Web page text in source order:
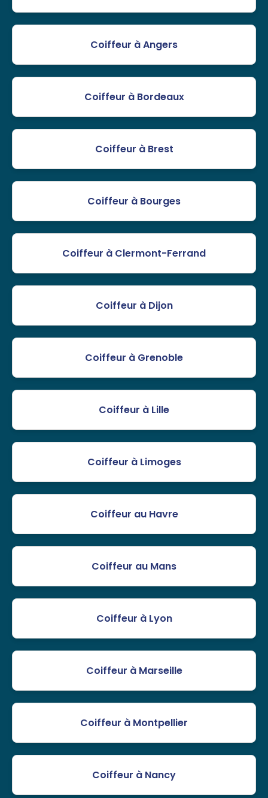
Coiffeur à Angers
Coiffeur à Bordeaux
Coiffeur à Brest
Coiffeur à Bourges
Coiffeur à Clermont-Ferrand
Coiffeur à Dijon
Coiffeur à Grenoble
Coiffeur à Lille
Coiffeur à Limoges
Coiffeur au Havre
Coiffeur au Mans
Coiffeur à Lyon
Coiffeur à Marseille
Coiffeur à Montpellier
Coiffeur à Nancy